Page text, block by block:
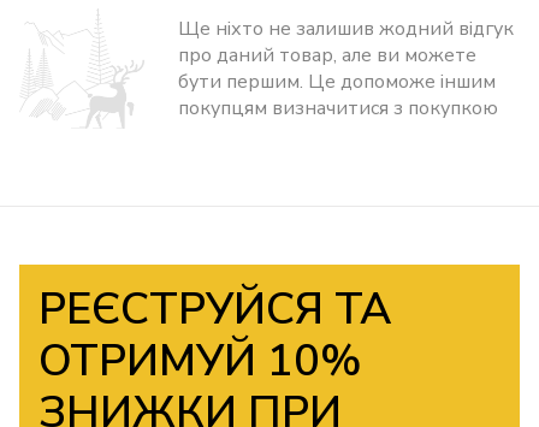
Ще ніхто не залишив жодний відгук
про даний товар, але ви можете
бути першим. Це допоможе іншим
покупцям визначитися з покупкою
РЕЄСТРУЙСЯ ТА
ОТРИМУЙ 10%
ЗНИЖКИ ПРИ